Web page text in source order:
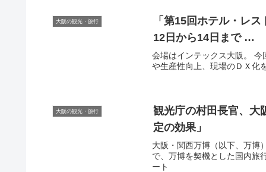
大阪の観光・旅行
「第15回ホテル・レ
12日から14日まで …
会場はインテックス大阪。
や生産性向上、現場のＤＸ化
大阪の観光・旅行 観光庁の村田長官、 大
定の効果」
大阪・関西万博（以下、万博
で、万博を契機とした国内旅
ート